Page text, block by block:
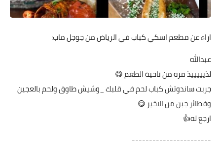
اراء عن مطعم اسكي كباب في الرياض من جوجل ماب:
عبدالله
لذيييييذ مره من ناحية الطعم 😋
جربت ساندوتش كباب لحم في قلبك _وشيش طاوق ولحم بالعجين
وفطائر جبن من الاخير 😋
ارجع له👍
-----------------------